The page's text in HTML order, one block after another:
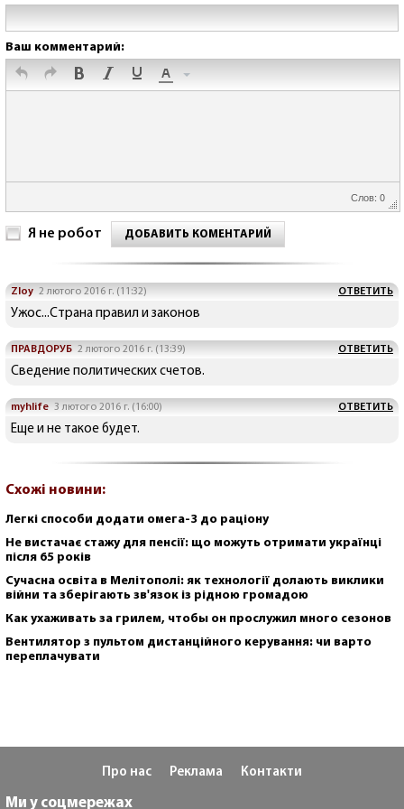
Ваш комментарий:
Слов: 0
Я не робот ДОБАВИТЬ КОМЕНТАРИЙ
Zloy 2 лютого 2016 г. (11:32) ОТВЕТИТЬ
Ужос...Страна правил и законов
ПРАВДОРУБ 2 лютого 2016 г. (13:39) ОТВЕТИТЬ
Сведение политических счетов.
myhlife 3 лютого 2016 г. (16:00) ОТВЕТИТЬ
Еще и не такое будет.
Схожі новини:
Легкі способи додати омега-3 до раціону
Не вистачає стажу для пенсії: що можуть отримати українці
після 65 років
Сучасна освіта в Мелітополі: як технології долають виклики
війни та зберігають зв'язок із рідною громадою
Как ухаживать за грилем, чтобы он прослужил много сезонов
Вентилятор з пультом дистанційного керування: чи варто
переплачувати
Про нас Реклама Контакти
Ми у соцмережах